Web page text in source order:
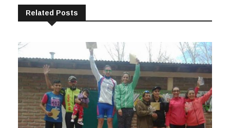
Related Posts